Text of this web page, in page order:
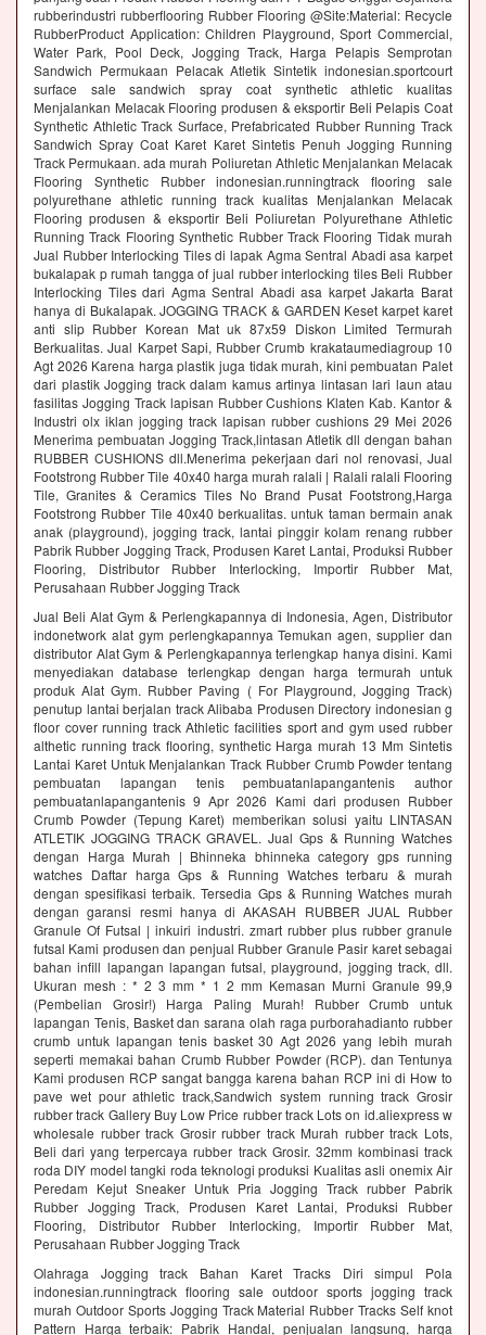
rubberindustri rubberflooring Rubber Flooring @Site:Material: Recycle
RubberProduct Application: Children Playground, Sport Commercial,
Water Park, Pool Deck, Jogging Track, Harga Pelapis Semprotan
Sandwich Permukaan Pelacak Atletik Sintetik indonesian.sportcourt
surface sale sandwich spray coat synthetic athletic kualitas
Menjalankan Melacak Flooring produsen & eksportir Beli Pelapis Coat
Synthetic Athletic Track Surface, Prefabricated Rubber Running Track
Sandwich Spray Coat Karet Karet Sintetis Penuh Jogging Running
Track Permukaan. ada murah Poliuretan Athletic Menjalankan Melacak
Flooring Synthetic Rubber indonesian.runningtrack flooring sale
polyurethane athletic running track kualitas Menjalankan Melacak
Flooring produsen & eksportir Beli Poliuretan Polyurethane Athletic
Running Track Flooring Synthetic Rubber Track Flooring Tidak murah
Jual Rubber Interlocking Tiles di lapak Agma Sentral Abadi asa karpet
bukalapak p rumah tangga of jual rubber interlocking tiles Beli Rubber
Interlocking Tiles dari Agma Sentral Abadi asa karpet Jakarta Barat
hanya di Bukalapak. JOGGING TRACK & GARDEN Keset karpet karet
anti slip Rubber Korean Mat uk 87x59 Diskon Limited Termurah
Berkualitas. Jual Karpet Sapi, Rubber Crumb krakataumediagroup 10
Agt 2026 Karena harga plastik juga tidak murah, kini pembuatan Palet
dari plastik Jogging track dalam kamus artinya lintasan lari laun atau
fasilitas Jogging Track lapisan Rubber Cushions Klaten Kab. Kantor &
Industri olx iklan jogging track lapisan rubber cushions 29 Mei 2026
Menerima pembuatan Jogging Track,lintasan Atletik dll dengan bahan
RUBBER CUSHIONS dll.Menerima pekerjaan dari nol renovasi, Jual
Footstrong Rubber Tile 40x40 harga murah ralali | Ralali ralali Flooring
Tile, Granites & Ceramics Tiles No Brand Pusat Footstrong,Harga
Footstrong Rubber Tile 40x40 berkualitas. untuk taman bermain anak
anak (playground), jogging track, lantai pinggir kolam renang rubber
Pabrik Rubber Jogging Track, Produsen Karet Lantai, Produksi Rubber
Flooring, Distributor Rubber Interlocking, Importir Rubber Mat,
Perusahaan Rubber Jogging Track
Jual Beli Alat Gym & Perlengkapannya di Indonesia, Agen, Distributor
indonetwork alat gym perlengkapannya Temukan agen, supplier dan
distributor Alat Gym & Perlengkapannya terlengkap hanya disini. Kami
menyediakan database terlengkap dengan harga termurah untuk
produk Alat Gym. Rubber Paving ( For Playground, Jogging Track)
penutup lantai berjalan track Alibaba Produsen Directory indonesian g
floor cover running track Athletic facilities sport and gym used rubber
althetic running track flooring, synthetic Harga murah 13 Mm Sintetis
Lantai Karet Untuk Menjalankan Track Rubber Crumb Powder tentang
pembuatan lapangan tenis pembuatanlapangantenis author
pembuatanlapangantenis 9 Apr 2026 Kami dari produsen Rubber
Crumb Powder (Tepung Karet) memberikan solusi yaitu LINTASAN
ATLETIK JOGGING TRACK GRAVEL. Jual Gps & Running Watches
dengan Harga Murah | Bhinneka bhinneka category gps running
watches Daftar harga Gps & Running Watches terbaru & murah
dengan spesifikasi terbaik. Tersedia Gps & Running Watches murah
dengan garansi resmi hanya di AKASAH RUBBER JUAL Rubber
Granule Of Futsal | inkuiri industri. zmart rubber plus rubber granule
futsal Kami produsen dan penjual Rubber Granule Pasir karet sebagai
bahan infill lapangan lapangan futsal, playground, jogging track, dll.
Ukuran mesh : * 2 3 mm * 1 2 mm Kemasan Murni Granule 99,9
(Pembelian Grosir!) Harga Paling Murah! Rubber Crumb untuk
lapangan Tenis, Basket dan sarana olah raga purborahadianto rubber
crumb untuk lapangan tenis basket 30 Agt 2026 yang lebih murah
seperti memakai bahan Crumb Rubber Powder (RCP). dan Tentunya
Kami produsen RCP sangat bangga karena bahan RCP ini di How to
pave wet pour athletic track,Sandwich system running track Grosir
rubber track Gallery Buy Low Price rubber track Lots on id.aliexpress w
wholesale rubber track Grosir rubber track Murah rubber track Lots,
Beli dari yang terpercaya rubber track Grosir. 32mm kombinasi track
roda DIY model tangki roda teknologi produksi Kualitas asli onemix Air
Peredam Kejut Sneaker Untuk Pria Jogging Track rubber Pabrik
Rubber Jogging Track, Produsen Karet Lantai, Produksi Rubber
Flooring, Distributor Rubber Interlocking, Importir Rubber Mat,
Perusahaan Rubber Jogging Track
Olahraga Jogging track Bahan Karet Tracks Diri simpul Pola
indonesian.runningtrack flooring sale outdoor sports jogging track
murah Outdoor Sports Jogging Track Material Rubber Tracks Self knot
Pattern Harga terbaik: Pabrik Handal, penjualan langsung, harga